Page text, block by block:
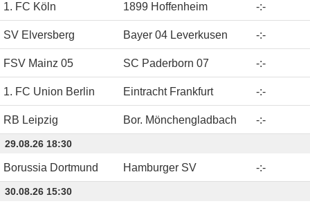
1. FC Köln 1899 Hoffenheim -:-
SV Elversberg Bayer 04 Leverkusen -:-
FSV Mainz 05 SC Paderborn 07 -:-
1. FC Union Berlin Eintracht Frankfurt -:-
RB Leipzig Bor. Mönchengladbach -:-
29.08.26 18:30
Borussia Dortmund Hamburger SV -:-
30.08.26 15:30